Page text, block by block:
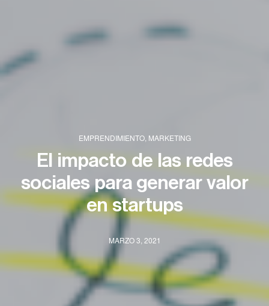
EMPRENDIMIENTO, MARKETING
El impacto de las redes
sociales para generar valor
en startups
MARZO 3, 2021